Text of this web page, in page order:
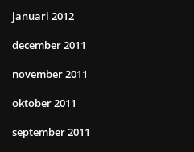
januari 2012
december 2011
november 2011
oktober 2011
september 2011